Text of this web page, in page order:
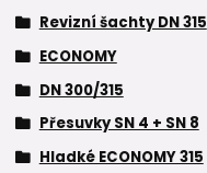
Revizní šachty DN 315
ECONOMY
DN 300/315
Přesuvky SN 4 + SN 8
Hladké ECONOMY 315